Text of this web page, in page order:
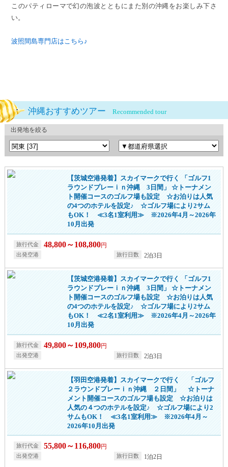
このパティローマで幻の泡波とともにまた別の沖縄をお楽しみ下さ
い。
波照間島専門店はこちら♪
沖縄おすすめツアー Recommended tour
出発地を絞る
【茨城空港発着】スカイマークで行く 「ゴルフ1
ラウンドプレーｉｎ沖縄 3日間」 ☆トーナメン
ト開催コースのゴルフ場も設定 ☆お泊りは人気
の4つのホテルを設定♪ ☆ゴルフ場により2サム
もOK！ ≪3名1室利用≫ ※2026年4月～2026年
10月出発
48,800～108,800円
2泊3日
【茨城空港発着】スカイマークで行く 「ゴルフ1
ラウンドプレーｉｎ沖縄 3日間」 ☆トーナメン
ト開催コースのゴルフ場も設定 ☆お泊りは人気
の4つのホテルを設定♪ ☆ゴルフ場により2サム
もOK！ ≪2名1室利用≫ ※2026年4月～2026年
10月出発
49,800～109,800円
2泊3日
【羽田空港発着】スカイマークで行く 「ゴルフ
２ラウンドプレーｉｎ沖縄 ２日間」 ☆トーナ
メント開催コースのゴルフ場も設定 ☆お泊りは
人気の４つのホテルを設定♪ ☆ゴルフ場により2
サムもOK！ ≪3名1室利用≫ ※2026年4月～
2026年10月出発
55,800～116,800円
1泊2日